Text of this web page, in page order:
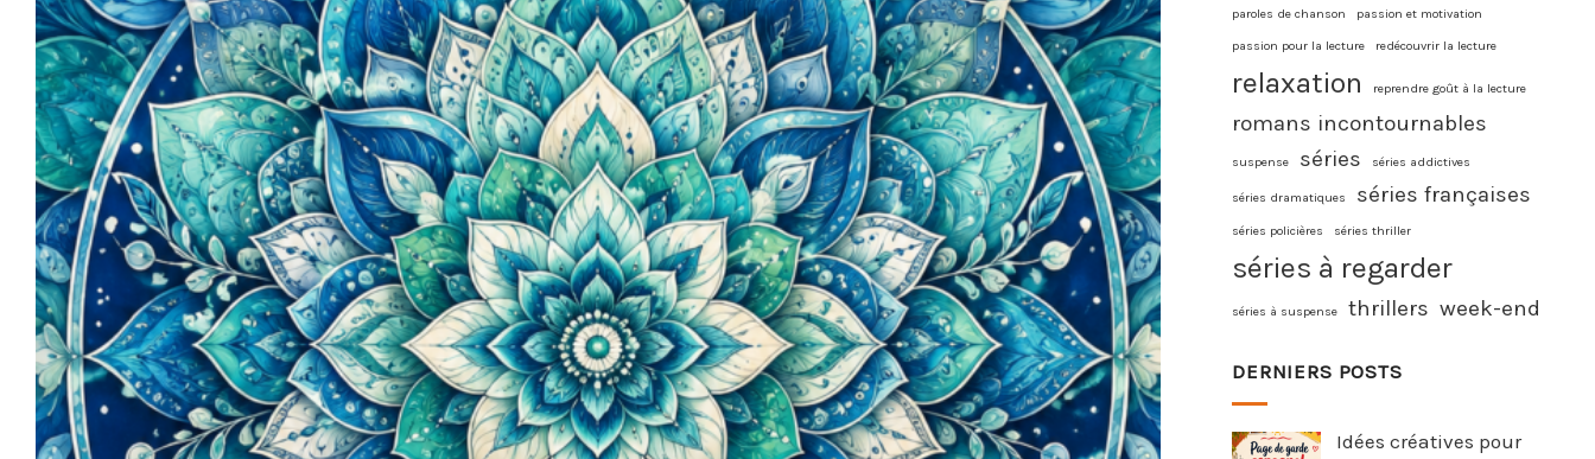
paroles de chanson passion et motivation
passion pour la lecture redécouvrir la lecture
relaxation reprendre goût à la lecture
romans incontournables
suspense séries séries addictives
séries dramatiques séries françaises
séries policières séries thriller
séries à regarder
séries à suspense thrillers week-end
DERNIERS POSTS
Idées créatives pour